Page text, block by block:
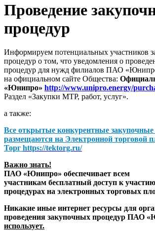
Проведение
процедур
Информируем потенциальных участников
процедур о том, что уведомления о
процедур для нужд филиалов ПАО
на официальном сайте Общества:
«Юнипро» http://www.unipro.energy/
Раздел «Закупки МТР, работ, услуг».
а также:
Все открытые конкурентные
размещаются на Электронной торговой
Торг https://tektorg.ru/
Важно знать!
ПАО «Юнипро» обеспечивает всем
участникам бесплатный доступ к
процедурах на электронных торговых
Никакие иные интернет ресурсы для
проведения закупочных процедур ПАО
использует.